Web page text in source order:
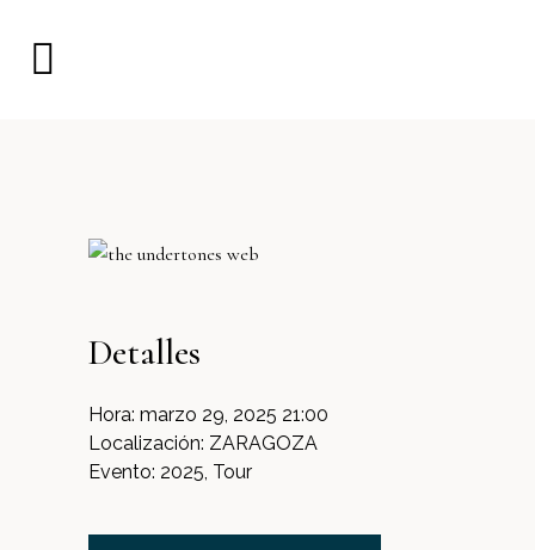
Detalles
Hora: marzo 29, 2025 21:00
Localización: ZARAGOZA
Evento: 2025, Tour